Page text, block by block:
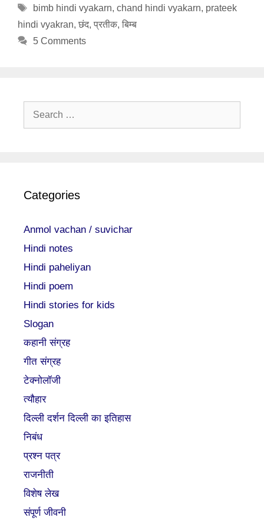
Tags
bimb hindi vyakarn, chand hindi vyakarn, prateek
hindi vyakran, छंद, प्रतीक, बिम्ब
5 Comments
Search
Categories
Anmol vachan / suvichar
Hindi notes
Hindi paheliyan
Hindi poem
Hindi stories for kids
Slogan
कहानी संग्रह
गीत संग्रह
टेक्नोलॉजी
त्यौहार
दिल्ली दर्शन दिल्ली का इतिहास
निबंध
प्रश्न पत्र
राजनीती
विशेष लेख
संपूर्ण जीवनी